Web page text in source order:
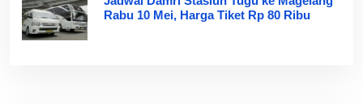
Rabu 10 Mei, Harga Tiket Rp 80 Ribu